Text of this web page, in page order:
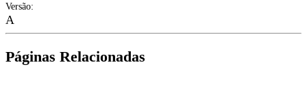
Versão:
A
Páginas Relacionadas